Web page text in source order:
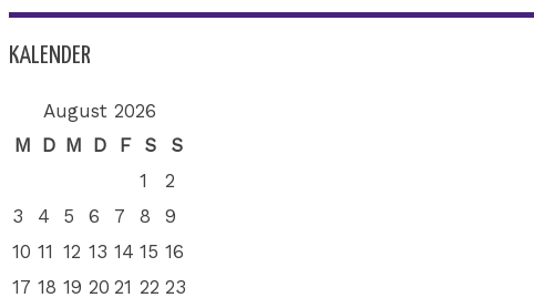
KALENDER
August 2026
M
D M D F S
S
1
2
3
4 5 6 7 8
9
10 11 12 13 14 15 16
17 18 19 20 21 22 23